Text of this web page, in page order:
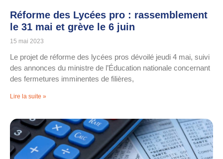
Réforme des Lycées pro : rassemblement
le 31 mai et grève le 6 juin
15 mai 2023
Le projet de réforme des lycées pros dévoilé jeudi 4 mai, suivi
des annonces du ministre de l’Éducation nationale concernant
des fermetures imminentes de filières,
Lire la suite »